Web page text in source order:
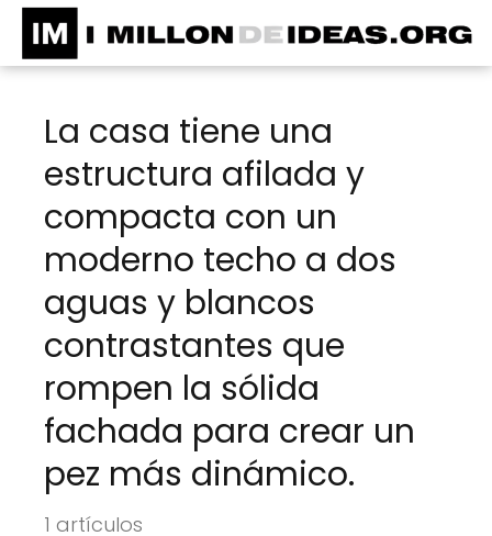
La casa tiene una
estructura afilada y
compacta con un
moderno techo a dos
aguas y blancos
contrastantes que
rompen la sólida
fachada para crear un
pez más dinámico.
1 artículos